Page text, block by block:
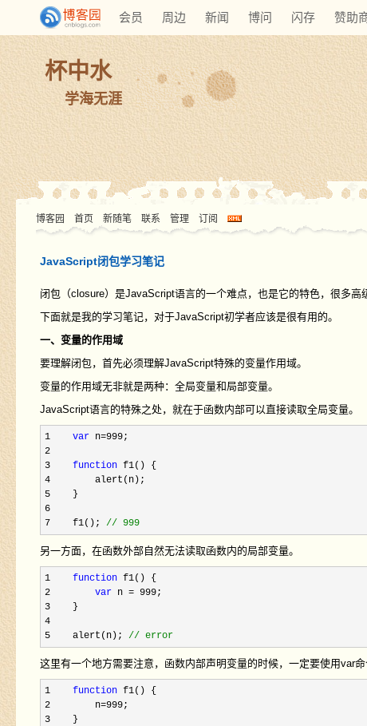
会员 周边 新闻 博问 闪存 赞助
杯中水
学海无涯
博客园 首页 新随笔 联系 管理 订阅
JavaScript闭包学习笔记
闭包（closure）是JavaScript语言的一个难点，也是它的特色，很多高
下面就是我的学习笔记，对于JavaScript初学者应该是很有用的。
一、变量的作用域
要理解闭包，首先必须理解JavaScript特殊的变量作用域。
变量的作用域无非就是两种：全局变量和局部变量。
JavaScript语言的特殊之处，就在于函数内部可以直接读取全局变量。
1 var n=999
2
3 function
4
5
6
7    f1(); // 999
另一方面，在函数外部自然无法读取函数内的局部变量。
1 function
2 var n = 999
3
4
5    alert(n); // error
这里有一个地方需要注意，函数内部声明变量的时候，一定要使用var
1 function
2        n=999
3